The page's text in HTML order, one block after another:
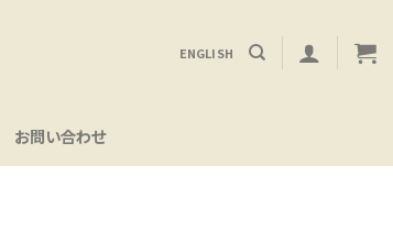
ENGLISH
お問い合わせ